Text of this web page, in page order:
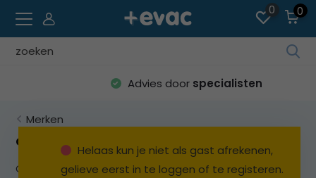
0 0
Advies door specialisten
Helaas kun je niet als gast afrekenen,
gelieve eerst in te loggen of te registeren.
Merken
Cardiac Science
Cardiac Science ontwerpt, produceert en verkoopt